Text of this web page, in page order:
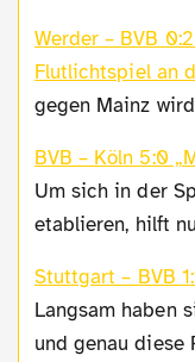
Werder – BVB 0:2 „Zurück zum Fußball –
Flutlichtspiel an
gegen Mainz
BVB – Köln 5:0
Um sich in der
etablieren, hilft
Stuttgart – BVB
Langsam haben
und genau diese